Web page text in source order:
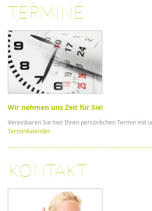
TERMINE
Wir nehmen uns Zeit für Sie!
Vereinbaren Sie hier Ihren persönlichen Termin mit
Terminkalender
KONTAKT